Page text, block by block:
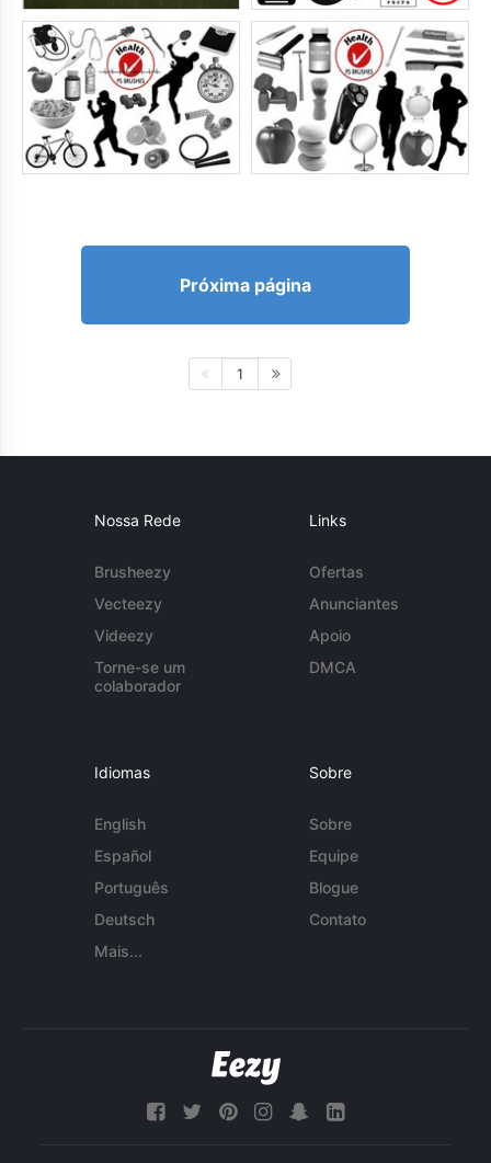
Próxima página
1
Nossa Rede
Brusheezy
Vecteezy
Videezy
Torne-se um
colaborador
Links
Ofertas
Anunciantes
Apoio
DMCA
Idiomas
English
Español
Português
Deutsch
Mais...
Sobre
Sobre
Equipe
Blogue
Contato